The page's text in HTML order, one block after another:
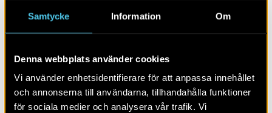
Samtycke Information Om
Denna webbplats använder cookies
Vi använder enhetsidentifierare för att anpassa innehållet
och annonserna till användarna, tillhandahålla funktioner
för sociala medier och analysera vår trafik. Vi
klicka på RSS-ikonen.Det skiljer mellan olika
webbläsare, här kan du läsa mer om hur du gör (PDF)
Prenumerera på
Böcker/tidskrifter